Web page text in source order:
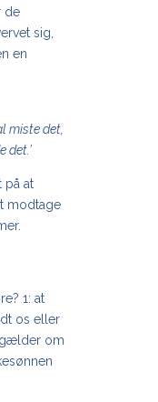
de
sig,
en
miste det,
det.’
på at
modtage
1: at
os eller
om